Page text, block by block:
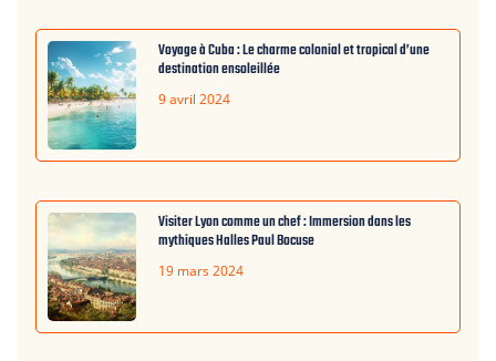
Voyage à Cuba : Le charme colonial et tropical d’une
destination ensoleillée
9 avril 2024
Visiter Lyon comme un chef : Immersion dans les
mythiques Halles Paul Bocuse
19 mars 2024